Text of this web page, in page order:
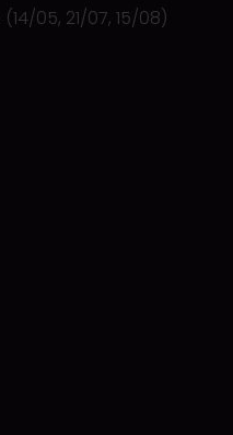
05, 21/07, 15/08)